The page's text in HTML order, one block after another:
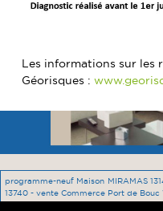
Les informations sur les
Géorisques :
programme-neuf Maison MIRAMAS
13740 - vente Commerce Port de Bouc